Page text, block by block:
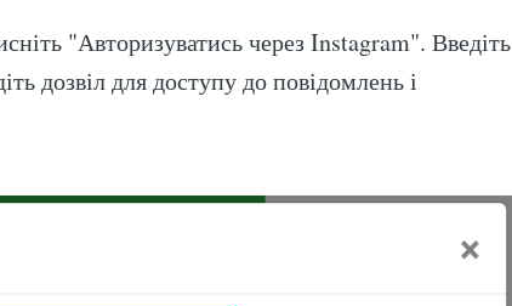
"Авторизуватись через Instagram". Введіть
дозвіл для доступу до повідомлень і